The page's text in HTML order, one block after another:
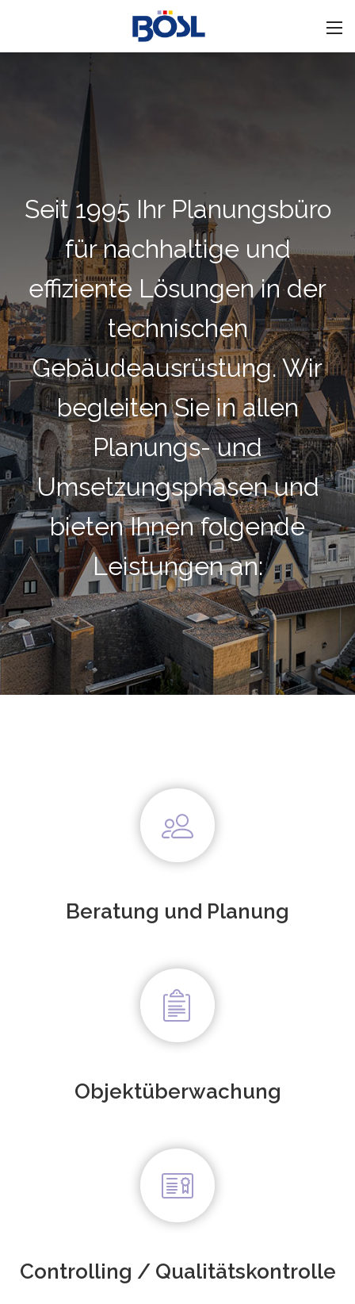
Seit 1995 Ihr Planungsbüro
für nachhaltige und
effiziente Lösungen in der
technischen
Gebäudeausrüstung. Wir
begleiten Sie in allen
Planungs- und
Umsetzungsphasen und
bieten Ihnen folgende
Leistungen an:
Beratung und Planung
Objekt­überwachung
Controlling / Qualitäts­kontrolle